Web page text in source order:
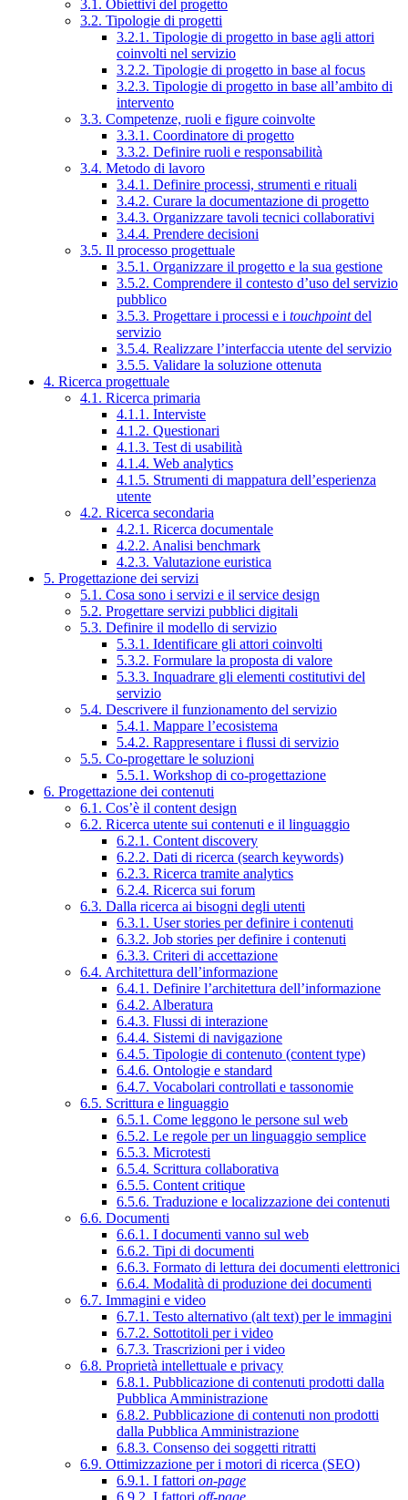
3.1. Obiettivi del progetto
3.2. Tipologie di progetti
3.2.1. Tipologie di progetto in base agli attori
coinvolti nel servizio
3.2.2. Tipologie di progetto in base al focus
3.2.3. Tipologie di progetto in base all’ambito di
intervento
3.3. Competenze, ruoli e figure coinvolte
3.3.1. Coordinatore di progetto
3.3.2. Definire ruoli e responsabilità
3.4. Metodo di lavoro
3.4.1. Definire processi, strumenti e rituali
3.4.2. Curare la documentazione di progetto
3.4.3. Organizzare tavoli tecnici collaborativi
3.4.4. Prendere decisioni
3.5. Il processo progettuale
3.5.1. Organizzare il progetto e la sua gestione
3.5.2. Comprendere il contesto d’uso del servizio
pubblico
3.5.3. Progettare i processi e i touchpointdel
servizio
3.5.4. Realizzare l’interfaccia utente del servizio
3.5.5. Validare la soluzione ottenuta
4. Ricerca progettuale
4.1. Ricerca primaria
4.1.1. Interviste
4.1.2. Questionari
4.1.3. Test di usabilità
4.1.4. Web analytics
4.1.5. Strumenti di mappatura dell’esperienza
utente
4.2. Ricerca secondaria
4.2.1. Ricerca documentale
4.2.2. Analisi benchmark
4.2.3. Valutazione euristica
5. Progettazione dei servizi
5.1. Cosa sono i servizi e il service design
5.2. Progettare servizi pubblici digitali
5.3. Definire il modello di servizio
5.3.1. Identificare gli attori coinvolti
5.3.2. Formulare la proposta di valore
5.3.3. Inquadrare gli elementi costitutivi del
servizio
5.4. Descrivere il funzionamento del servizio
5.4.1. Mappare l’ecosistema
5.4.2. Rappresentare i flussi di servizio
5.5. Co-progettare le soluzioni
5.5.1. Workshop di co-progettazione
6. Progettazione dei contenuti
6.1. Cos’è il content design
6.2. Ricerca utente sui contenuti e il linguaggio
6.2.1. Content discovery
6.2.2. Dati di ricerca (search keywords)
6.2.3. Ricerca tramite analytics
6.2.4. Ricerca sui forum
6.3. Dalla ricerca ai bisogni degli utenti
6.3.1. User stories per definire i contenuti
6.3.2. Job stories per definire i contenuti
6.3.3. Criteri di accettazione
6.4. Architettura dell’informazione
6.4.1. Definire l’architettura dell’informazione
6.4.2. Alberatura
6.4.3. Flussi di interazione
6.4.4. Sistemi di navigazione
6.4.5. Tipologie di contenuto (content type)
6.4.6. Ontologie e standard
6.4.7. Vocabolari controllati e tassonomie
6.5. Scrittura e linguaggio
6.5.1. Come leggono le persone sul web
6.5.2. Le regole per un linguaggio semplice
6.5.3. Microtesti
6.5.4. Scrittura collaborativa
6.5.5. Content critique
6.5.6. Traduzione e localizzazione dei contenuti
6.6. Documenti
6.6.1. I documenti vanno sul web
6.6.2. Tipi di documenti
6.6.3. Formato di lettura dei documenti elettronici
6.6.4. Modalità di produzione dei documenti
6.7. Immagini e video
6.7.1. Testo alternativo (alt text) per le immagini
6.7.2. Sottotitoli per i video
6.7.3. Trascrizioni per i video
6.8. Proprietà intellettuale e privacy
6.8.1. Pubblicazione di contenuti prodotti dalla
Pubblica Amministrazione
6.8.2. Pubblicazione di contenuti non prodotti
dalla Pubblica Amministrazione
6.8.3. Consenso dei soggetti ritratti
6.9. Ottimizzazione per i motori di ricerca (SEO)
6.9.1. I fattori on-page
6.9.2. I fattori off-page